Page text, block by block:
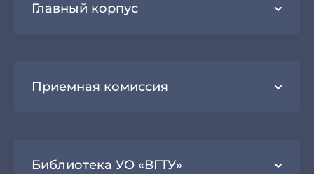
Главный корпус
Приемная комиссия
Библиотека УО «ВГТУ»